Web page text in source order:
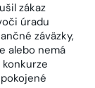
zákaz
úradu
záväzky,
alebo nemá